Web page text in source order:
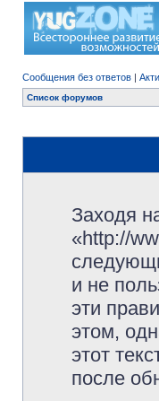
Сообщения без ответов |
Список форумов
Заходя
«http://
и не
эти
этом,
этот
после